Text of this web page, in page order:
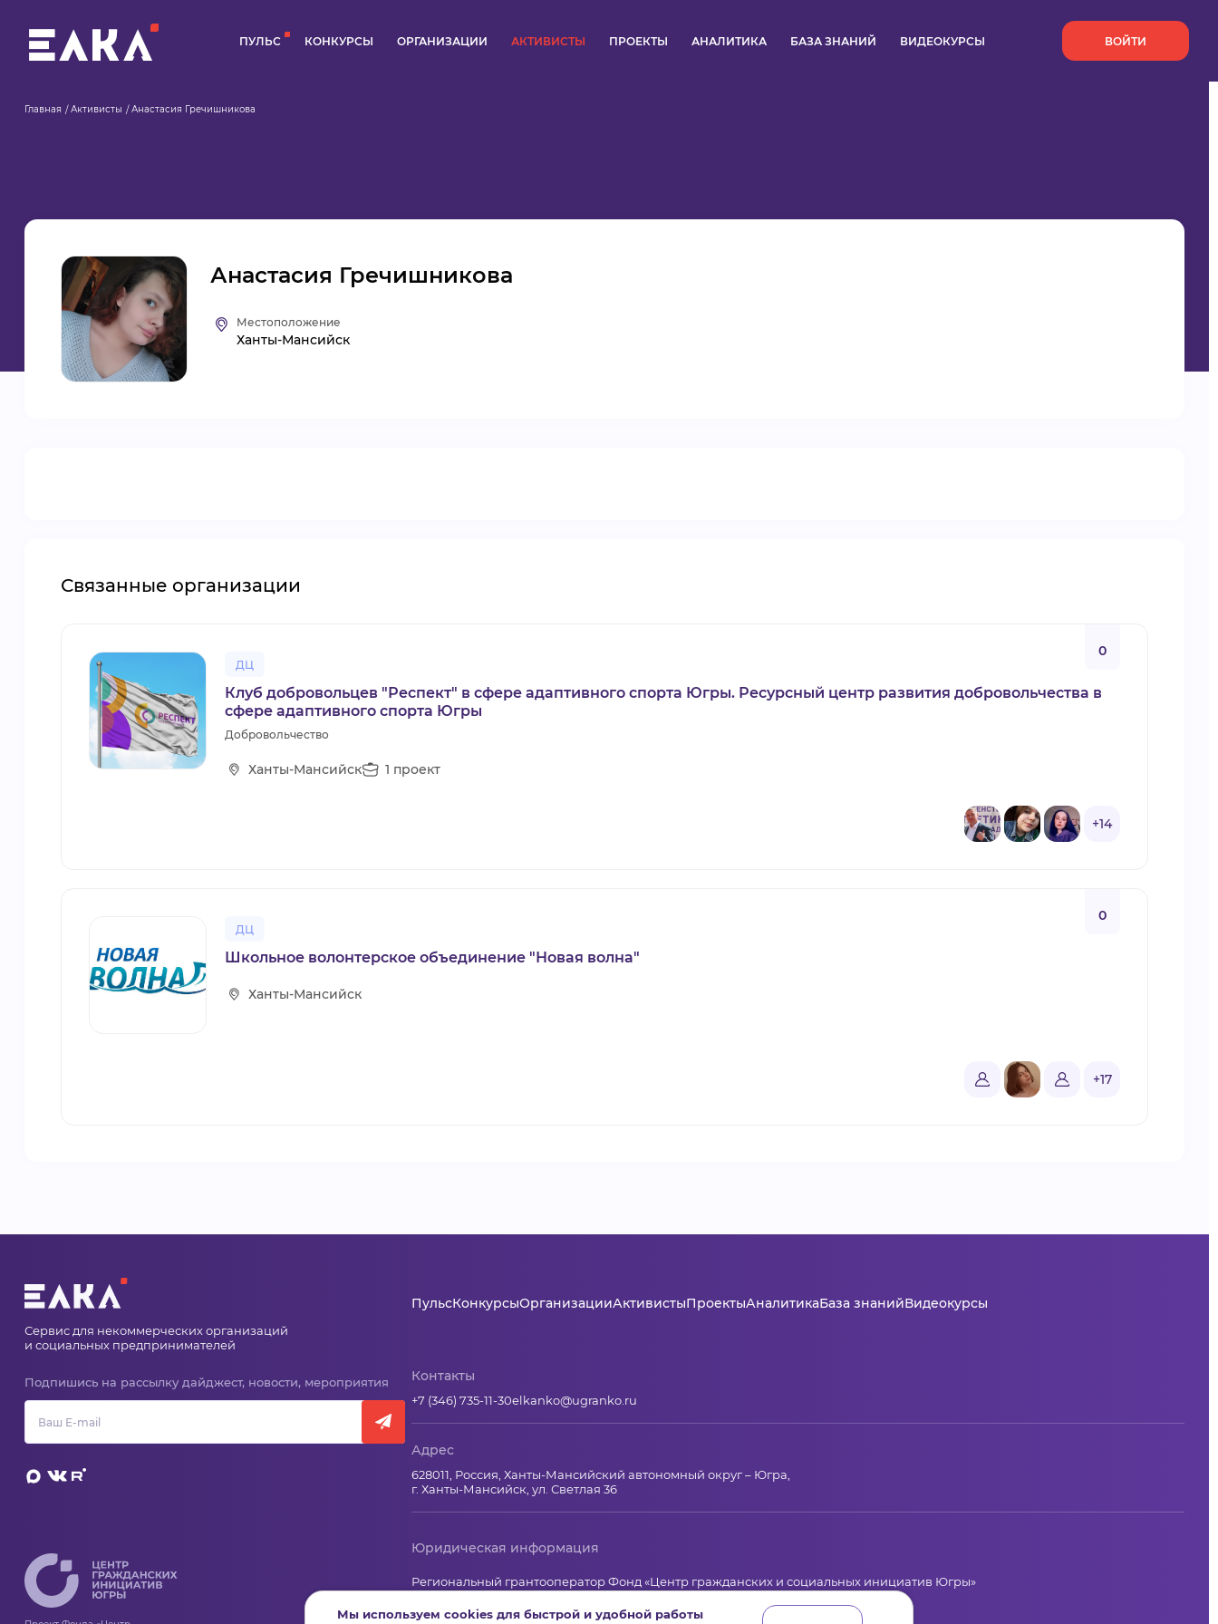
ПУЛЬС КОНКУРСЫ ОРГАНИЗАЦИИ АКТИВИСТЫ ПРОЕКТЫ АНАЛИТИКА БАЗА ЗНАНИЙ ВИДЕОКУРСЫ ВОЙТИ
ПРОЕКТЫ
Главная Активисты Анастасия Гречишникова
Анастасия Гречишникова
Местоположение
Ханты-Мансийск
Связанные организации
ДЦ
0
Клуб добровольцев "Респект" в сфере адаптивного спорта Югры. Ресурсный центр развития добровольчества в
сфере адаптивного спорта Югры
Добровольчество
Ханты-Мансийск 1 проект
+14
ДЦ
0
Школьное волонтерское объединение "Новая волна"
Ханты-Мансийск
+17
Сервис для некоммерческих организаций
и социальных предпринимателей
Подпишись на рассылку дайджест, новости, мероприятия
ПульсКонкурсыОрганизацииАктивистыПроектыАналитикаБаза знанийВидеокурсы
Контакты
+7 (346) 735-11-30elkanko@ugranko.ru
Адрес
628011, Россия, Ханты-Мансийский автономный округ – Югра,
г. Ханты-Мансийск, ул. Светлая 36
Юридическая информация
Региональный грантооператор Фонд «Центр гражданских и социальных инициатив Югры»
Юридический и почтовый адрес: 628011, Ханты-Мансийск, ул.Светлая, 36
Мы используем cookies для быстрой и удобной работы